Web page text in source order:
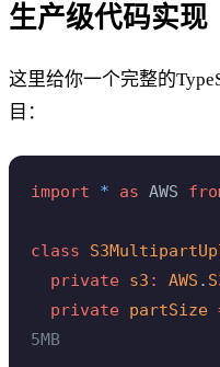
生产级代码实现
这里给你一个完整的
目：
import * as AWS
class
  private
s3 : AWS .
  private
partSize
5MB